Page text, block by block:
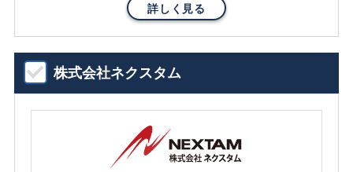
詳しく見る
株式会社ネクスタム